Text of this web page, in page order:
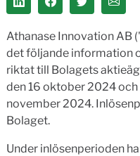
Athanase Innovation AB
det följande information
riktat till Bolagets
den 16 oktober 2024
november 2024.
Bolaget.
Under inlösenperioden